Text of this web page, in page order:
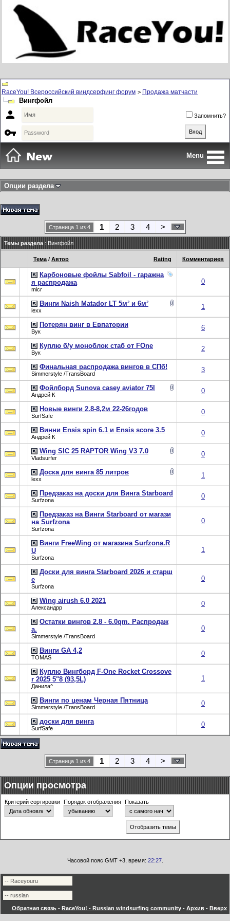
RaceYou! Всероссийский виндсерфинг форум > Продажа матчасти
Вингфойл
 Запомнить?

Menu
Опции раздела
Страница 1 из 4 1 2 3 4 >
Темы раздела : Вингфойл
Rating
Тема / Автор Комментариев
Карбоновые фойлы Sabfoil - гаражна
я распродажа
micr
0
Винги Naish Matador LT 5м² и 6м²
lexx 1
Потерян винг в Евпатории
Вук 6
Куплю б/у моноблок стаб от FOne
Вук 2
Финальная распродажа вингов в СПб!
Simmerstyle /TransBoard 3
Фойлборд Sunova casey aviator 75l
Андрей К 0
Новые винги 2.8-8,2м 22-26годов
SurfSafe 0
Винни Ensis spin 6.1 и Ensis score 3.5
Андрей К 0
Wing SIC 25 RAPTOR Wing V3 7.0
Vladsurfer 0
Доска для винга 85 литров
lexx 1
Предзаказ на доски для Винга Starboard
Surfzona 0
Предзаказ на Винги Starboard от магази
на Surfzona
Surfzona
0
Винги FreeWing от магазина Surfzona.R
U
Surfzona
1
Доски для винга Starboard 2026 и старш
е
Surfzona
0
Wing airush 6.0 2021
Александрр 0
Остатки вингов 2.8 - 6.0qm. Распродаж
а.
Simmerstyle /TransBoard
0
Винги GA 4,2
TOMAS 0
Куплю Вингборд F-One Rocket Crossove
r 2025 5"8 (93,5L)
Данила^
1
Винги по ценам Черная Пятница
Simmerstyle /TransBoard 0
доски для винга
SurfSafe 0
Страница 1 из 4 1 2 3 4 >
Опции просмотра
Критерий сортировки Порядок отображения Показать
Часовой пояс GMT +3, время: 22:27.
Обратная связь - RaceYou! - Russian windsurfing community - Архив - Вверх